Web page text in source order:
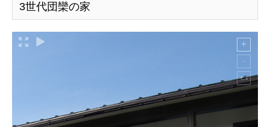
3世代団欒の家